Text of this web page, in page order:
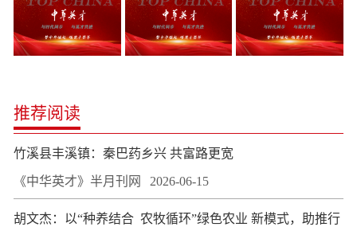
推荐阅读
竹溪县丰溪镇：秦巴药乡兴 共富路更宽
《中华英才》半月刊网 2026-06-15
胡文杰：以“种养结合 农牧循环”绿色农业 新模式，助推行